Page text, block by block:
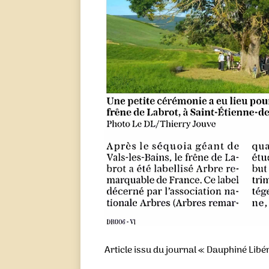
Article issu du journal « Dauphiné